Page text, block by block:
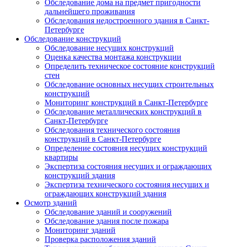
Обследование дома на предмет пригодности
дальнейшего проживания
Обследования недостроенного здания в Санкт-
Петербурге
Обследование конструкций
Обследование несущих конструкций
Оценка качества монтажа конструкции
Определить техническое состояние конструкций
стен
Обследование основных несущих строительных
конструкций
Мониторинг конструкций в Санкт-Петербурге
Обследование металлических конструкций в
Санкт-Петербурге
Обследования технического состояния
конструкций в Санкт-Петербурге
Определение состояния несущих конструкций
квартиры
Экспертиза состояния несущих и ограждающих
конструкций здания
Экспертиза технического состояния несущих и
ограждающих конструкций здания
Осмотр зданий
Обследование зданий и сооружений
Обследование здания после пожара
Мониторинг зданий
Проверка расположения зданий